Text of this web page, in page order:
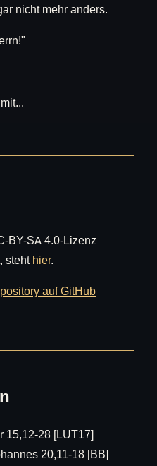
nicht mehr anders.
BY-SA 4.0-Lizenz
stehthier.
auf GitHub
15,12-28 [LUT17]
20,11-18 [BB]